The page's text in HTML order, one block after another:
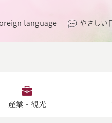
language やさしい
産業・観光